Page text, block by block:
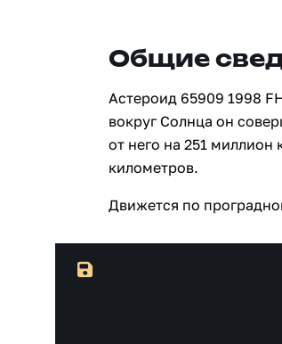
Общие
Астероид 65909 1998
вокруг Солнца он
от него на 251
километров.
Движется по